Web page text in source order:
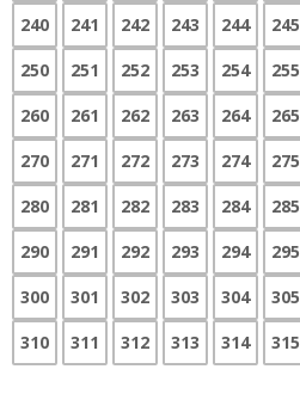
240 241 242 243 244 245
250
251 252 253 254 255
260
261 262 263 264 265
270
271 272 273 274 275
280
281 282 283 284 285
290
291 292 293 294 295
300
301 302 303 304 305
310
311 312 313 314 315